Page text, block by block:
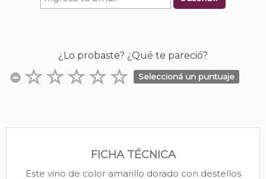
¿Lo probaste? ¿Qué te pareció?
Seleccioná un puntuaje
FICHA TÉCNICA
Este vino de color amarillo dorado con destellos